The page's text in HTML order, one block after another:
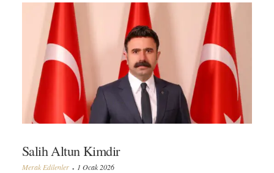
Salih Altun Kimdir
Merak Edilenler 1 Ocak 2026